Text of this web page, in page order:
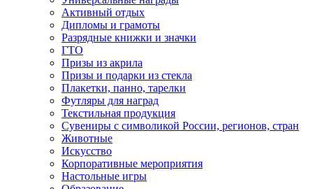
Активный отдых
Дипломы и грамоты
Разрядные книжки и значки
ГТО
Призы из акрила
Призы и подарки из стекла
Плакетки, панно, тарелки
Футляры для наград
Текстильная продукция
Сувениры с символикой России, регионов, стран
Животные
Искусство
Корпоративные мероприятия
Настольные игры